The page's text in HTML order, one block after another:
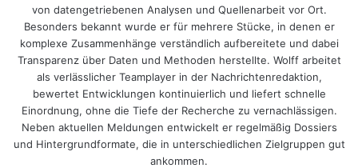
von datengetriebenen Analysen und Quellenarbeit vor Ort.
Besonders bekannt wurde er für mehrere Stücke, in denen er
komplexe Zusammenhänge verständlich aufbereitete und dabei
Transparenz über Daten und Methoden herstellte. Wolff arbeitet
als verlässlicher Teamplayer in der Nachrichtenredaktion,
bewertet Entwicklungen kontinuierlich und liefert schnelle
Einordnung, ohne die Tiefe der Recherche zu vernachlässigen.
Neben aktuellen Meldungen entwickelt er regelmäßig Dossiers
und Hintergrundformate, die in unterschiedlichen Zielgruppen gut
ankommen.